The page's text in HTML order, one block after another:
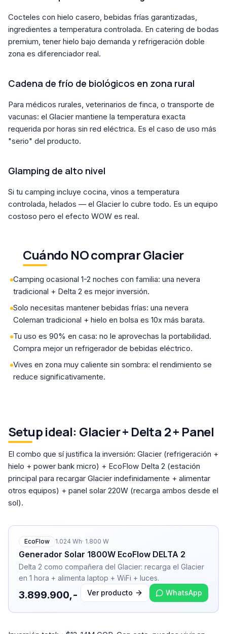
Cocteles con hielo casero, bebidas frías garantizadas,
ingredientes a temperatura controlada. En catering de bodas
premium, tener hielo bajo demanda y refrigeración doble
zona es diferenciador real.
Cadena de frío de biológicos en zona rural
Para médicos rurales, veterinarios de finca, o transporte de
vacunas: el Glacier mantiene la temperatura exacta
requerida por horas sin red eléctrica. Es el caso de uso más
"serio" del producto.
Glamping de alto nivel
Si tu camping incluye cocina, vinos a temperatura
controlada, helados — el Glacier lo cubre todo. Es un equipo
costoso pero el efecto WOW es real.
Cuándo NO comprar Glacier
Camping ocasional 1-2 noches con familia: una nevera
tradicional + Delta 2 es mejor inversión.
Solo necesitas mantener bebidas frías: una nevera
Coleman tradicional + hielo en bolsa es 10x más barata.
Tu uso es 90% en casa: no le aprovechas la portabilidad.
Compra mejor un refrigerador de bebidas eléctrico.
Vives en zona muy caliente sin sombra: el rendimiento se
reduce significativamente.
Setup ideal: Glacier + Delta 2 + Panel
El combo que sí justifica la inversión: Glacier (refrigeración +
hielo + power bank micro) + EcoFlow Delta 2 (estación
principal para recargar Glacier indefinidamente + alimentar
otros equipos) + panel solar 220W (recarga ambos desde el
sol).
EcoFlow 1.024 Wh· 1.800 W
Generador Solar 1800W EcoFlow DELTA 2
Delta 2 como compañera del Glacier: recarga el Glacier
en 1 hora + alimenta laptop + WiFi + luces.
3.899.900,- Ver producto WhatsApp